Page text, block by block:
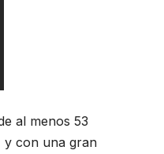
al menos 53
y con una gran